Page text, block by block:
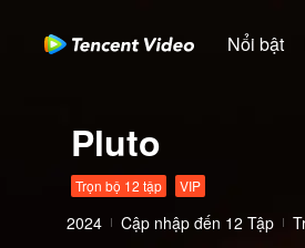
Nổi bật
Pluto
Trọn bộ 12 tập VIP
2024 Cập nhập đến 12 Tập